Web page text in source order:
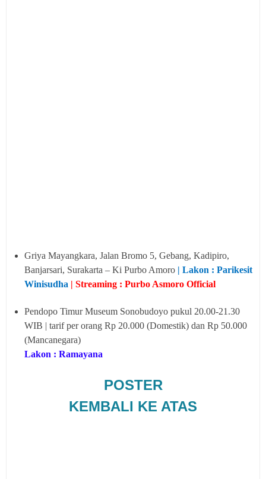
Griya Mayangkara, Jalan Bromo 5, Gebang, Kadipiro,
Banjarsari, Surakarta – Ki Purbo Amoro | Lakon : Parikesit
Winisudha | Streaming : Purbo Asmoro Official
Pendopo Timur Museum Sonobudoyo pukul 20.00-21.30
WIB | tarif per orang Rp 20.000 (Domestik) dan Rp 50.000
(Mancanegara)
Lakon : Ramayana
POSTER
KEMBALI KE ATAS